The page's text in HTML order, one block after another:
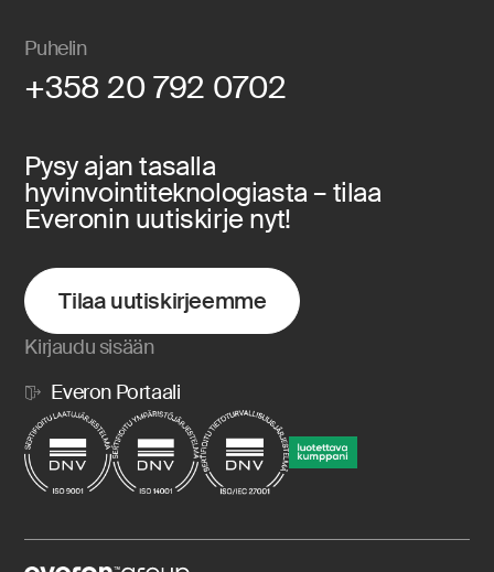
Puhelin
+358 20 792 0702
Pysy ajan tasalla
hyvinvointiteknologiasta – tilaa
Everonin uutiskirje nyt!
Tilaa uutiskirjeemme
Kirjaudu sisään
Everon Portaali